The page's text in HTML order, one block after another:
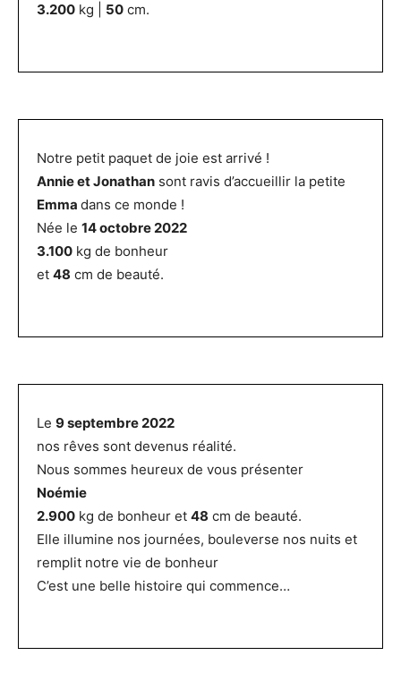
3.200 kg | 50 cm.
Notre petit paquet de joie est arrivé !
Annie et Jonathan sont ravis d’accueillir la petite
Emma dans ce monde !
Née le 14 octobre 2022
3.100 kg de bonheur
et 48 cm de beauté.
Le 9 septembre 2022
nos rêves sont devenus réalité.
Nous sommes heureux de vous présenter
Noémie
2.900 kg de bonheur et 48 cm de beauté.
Elle illumine nos journées, bouleverse nos nuits et
remplit notre vie de bonheur
C’est une belle histoire qui commence…